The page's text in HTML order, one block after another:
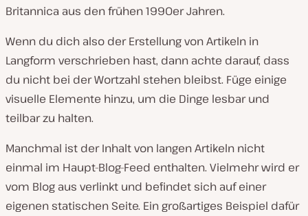
Britannica aus den frühen 1990er Jahren.
Wenn du dich also der Erstellung von Artikeln in
Langform verschrieben hast, dann achte darauf, dass
du nicht bei der Wortzahl stehen bleibst. Füge einige
visuelle Elemente hinzu, um die Dinge lesbar und
teilbar zu halten.
Manchmal ist der Inhalt von langen Artikeln nicht
einmal im Haupt-Blog-Feed enthalten. Vielmehr wird er
vom Blog aus verlinkt und befindet sich auf einer
eigenen statischen Seite. Ein großartiges Beispiel dafür